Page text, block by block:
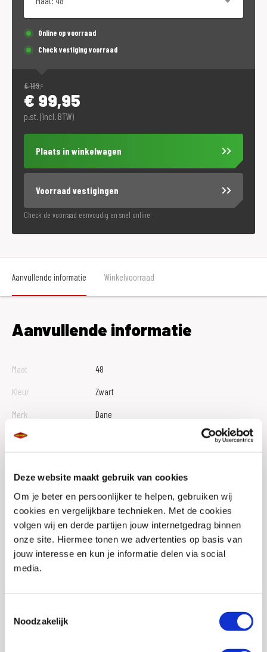
Deze website maakt gebruik van cookies
Om je beter en persoonlijker te helpen, gebruiken wij
cookies en vergelijkbare technieken. Met de cookies
volgen wij en derde partijen jouw internetgedrag binnen
onze site. Hiermee tonen we advertenties op basis van
jouw interesse en kun je informatie delen via social
media.
Noodzakelijk
Online op voorraad
Check vestiging voorraad
€189,-
€ 99,95
p.st. (incl. BTW)
Plaats in winkelwagen
Voorraad vestigingen
Check de voorraad eenvoudig en snel online
Aanvullende informatie Winkelvoorraad
Aanvullende informatie
Maat
48
Kleur
Zwart
Merk
Dane
Pasvorm
Membraan
Nee
Protectie broeken
Knie, Heup (optioneel)
Materiaal
Textiel, Polyester, Polyamide
Ventilatieniveau
Doorwaai
Reflectie
Bretel bevestiging
Ja
Verbindingsrits